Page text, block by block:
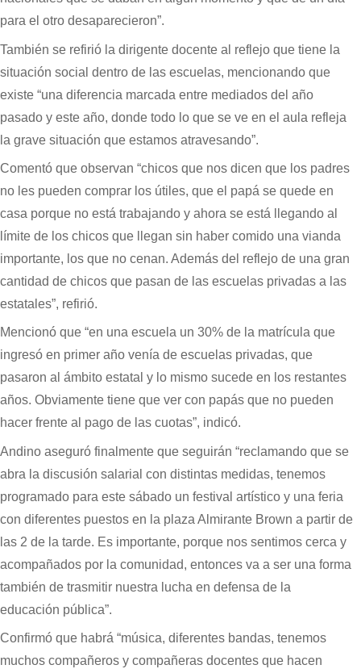
para el otro desaparecieron”.
También se refirió la dirigente docente al reflejo que tiene la
situación social dentro de las escuelas, mencionando que
existe “una diferencia marcada entre mediados del año
pasado y este año, donde todo lo que se ve en el aula refleja
la grave situación que estamos atravesando”.
Comentó que observan “chicos que nos dicen que los padres
no les pueden comprar los útiles, que el papá se quede en
casa porque no está trabajando y ahora se está llegando al
límite de los chicos que llegan sin haber comido una vianda
importante, los que no cenan. Además del reflejo de una gran
cantidad de chicos que pasan de las escuelas privadas a las
estatales”, refirió.
Mencionó que “en una escuela un 30% de la matrícula que
ingresó en primer año venía de escuelas privadas, que
pasaron al ámbito estatal y lo mismo sucede en los restantes
años. Obviamente tiene que ver con papás que no pueden
hacer frente al pago de las cuotas”, indicó.
Andino aseguró finalmente que seguirán “reclamando que se
abra la discusión salarial con distintas medidas, tenemos
programado para este sábado un festival artístico y una feria
con diferentes puestos en la plaza Almirante Brown a partir de
las 2 de la tarde. Es importante, porque nos sentimos cerca y
acompañados por la comunidad, entonces va a ser una forma
también de trasmitir nuestra lucha en defensa de la
educación pública”.
Confirmó que habrá “música, diferentes bandas, tenemos
muchos compañeros y compañeras docentes que hacen